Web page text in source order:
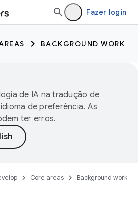
Fazer login
BACKGROUND WORK
de IA na tradução de
de preferência. As
ter erros.
Core areas
Background work